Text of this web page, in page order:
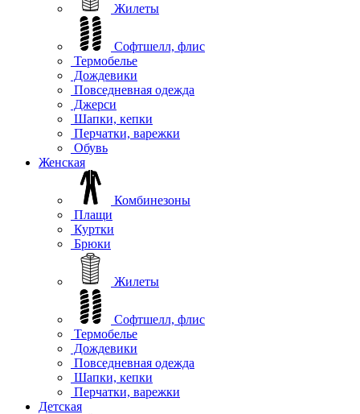
Жилеты
Софтшелл, флис
Термобелье
Дождевики
Повседневная одежда
Джерси
Шапки, кепки
Перчатки, варежки
Обувь
Женская
Комбинезоны
Плащи
Куртки
Брюки
Жилеты
Софтшелл, флис
Термобелье
Дождевики
Повседневная одежда
Шапки, кепки
Перчатки, варежки
Детская